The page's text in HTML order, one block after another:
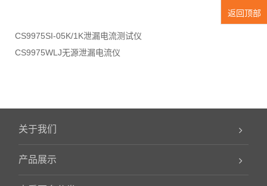
CS9975SI-05K/1K泄漏电流测试仪
CS9975WLJ无源泄漏电流仪
关于我们
产品展示
返回顶部